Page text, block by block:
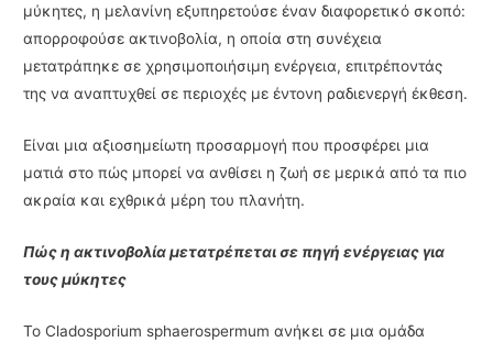
μύκητες, η μελανίνη εξυπηρετούσε έναν διαφορετικό σκοπό:
απορροφούσε ακτινοβολία, η οποία στη συνέχεια
μετατράπηκε σε χρησιμοποιήσιμη ενέργεια, επιτρέποντάς
της να αναπτυχθεί σε περιοχές με έντονη ραδιενεργή έκθεση.
Είναι μια αξιοσημείωτη προσαρμογή που προσφέρει μια
ματιά στο πώς μπορεί να ανθίσει η ζωή σε μερικά από τα πιο
ακραία και εχθρικά μέρη του πλανήτη.
Πώς η ακτινοβολία μετατρέπεται σε πηγή ενέργειας για
τους μύκητες
Το Cladosporium sphaerospermum ανήκει σε μια ομάδα